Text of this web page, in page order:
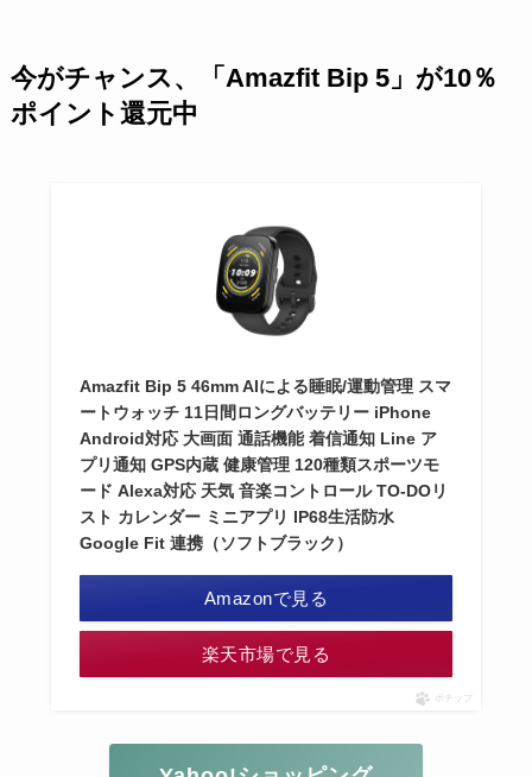
今がチャンス、「Amazfit Bip 5」が10％
ポイント還元中
Amazfit Bip 5 46mm AIによる睡眠/運動管理 スマ
ートウォッチ 11日間ロングバッテリー iPhone
Android対応 大画面 通話機能 着信通知 Line ア
プリ通知 GPS内蔵 健康管理 120種類スポーツモ
ード Alexa対応 天気 音楽コントロール TO-DOリ
スト カレンダー ミニアプリ IP68生活防水
Google Fit 連携（ソフトブラック）
Amazonで見る
楽天市場で見る
ポチップ